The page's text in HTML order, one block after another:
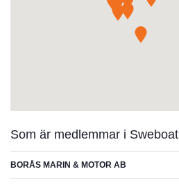
Som är medlemmar i Sweboat
BORÅS MARIN & MOTOR AB